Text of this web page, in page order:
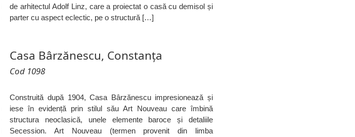
de arhitectul Adolf Linz, care a proiectat o casă cu demisol și
parter cu aspect eclectic, pe o structură […]
Casa Bârzănescu, Constanța
Cod 1098
Construită după 1904, Casa Bârzănescu impresionează și
iese în evidență prin stilul său Art Nouveau care îmbină
structura neoclasică, unele elemente baroce și detaliile
Secession. Art Nouveau (termen provenit din limba